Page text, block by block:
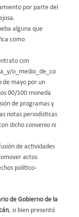
por parte del
alguna que
como
con
o_medio_de_co
de mayo por un
00/100 moneda
de programas y
notas periodísticas
dicho convenio ni
de actividades
actos
político-
de Gobierno de la
, si bien presentó